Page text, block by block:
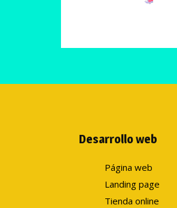
Desarrollo web
Página web
Landing page
Tienda online